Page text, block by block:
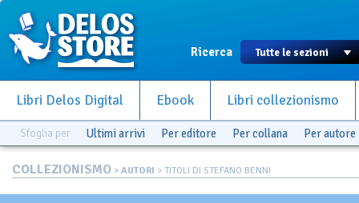
Ricerca
Libri Delos Digital Ebook Libri collezionismo
Sfoglia per Ultimi arrivi Per editore Per collana Per autore
COLLEZIONISMO > AUTORI > TITOLI DI STEFANO BENNI